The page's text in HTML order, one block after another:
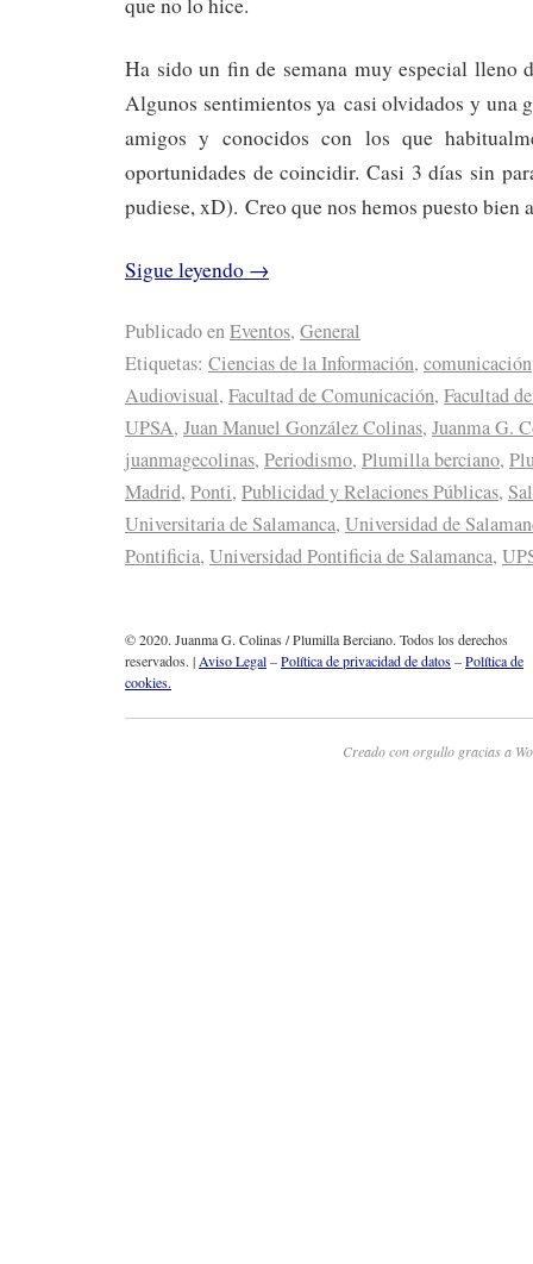
que no lo hice.
Ha sido un fin de semana muy especial lleno
Algunos sentimientos ya casi olvidados y una
amigos y conocidos con los que
oportunidades de coincidir. Casi 3 días sin
pudiese, xD). Creo que nos hemos puesto bien
Sigue leyendo →
Publicado enEventos, General
Etiquetas: Ciencias de la Información, comunicación
Audiovisual, Facultad de Comunicación, Facultad
UPSA, Juan Manuel González Colinas, Juanma G.
juanmagecolinas, Periodismo, Plumilla berciano,
Madrid, Ponti, Publicidad y Relaciones Públicas,
Universitaria de Salamanca, Universidad de
Pontificia, Universidad Pontificia de Salamanca,
© 2020. Juanma G. Colinas / Plumilla Berciano. Todos los derechos
reservados. | Aviso Legal–Política de privacidad de datos–Política de
cookies.
Creado con orgullo gracias a